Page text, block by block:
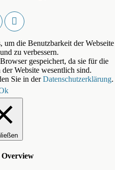
um die Benutzbarkeit der Webseite
zu verbessern.
gespeichert, da sie für die
Website wesentlich sind.
Sie in derDatenschutzerklärung.